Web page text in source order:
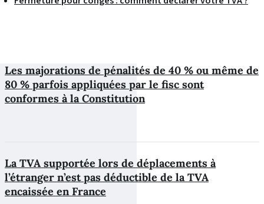
Les majorations de pénalités de 40 % ou même de
80 % parfois appliquées par le fisc sont
conformes à la Constitution
La TVA supportée lors de déplacements à
l’étranger n’est pas déductible de la TVA
encaissée en France